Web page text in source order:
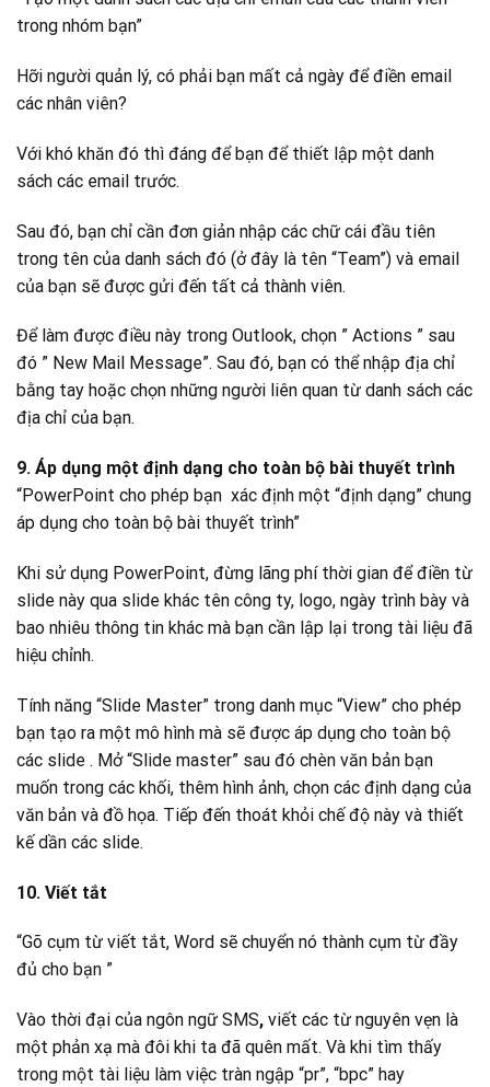
trong nhóm bạn”
Hỡi người quản lý, có phải bạn mất cả ngày để điền email
các nhân viên?
Với khó khăn đó thì đáng để bạn để thiết lập một danh
sách các email trước.
Sau đó, bạn chỉ cần đơn giản nhập các chữ cái đầu tiên
trong tên của danh sách đó (ở đây là tên “Team”) và email
của bạn sẽ được gửi đến tất cả thành viên.
Để làm được điều này trong Outlook, chọn ” Actions ” sau
đó ” New Mail Message”. Sau đó, bạn có thể nhập địa chỉ
bằng tay hoặc chọn những người liên quan từ danh sách các
địa chỉ của bạn.
9. Áp dụng một định dạng cho toàn bộ bài thuyết trình
“PowerPoint cho phép bạn xác định một “định dạng” chung
áp dụng cho toàn bộ bài thuyết trình”
Khi sử dụng PowerPoint, đừng lãng phí thời gian để điền từ
slide này qua slide khác tên công ty, logo, ngày trình bày và
bao nhiêu thông tin khác mà bạn cần lập lại trong tài liệu đã
hiệu chỉnh.
Tính năng “Slide Master” trong danh mục “View” cho phép
bạn tạo ra một mô hình mà sẽ được áp dụng cho toàn bộ
các slide . Mở “Slide master” sau đó chèn văn bản bạn
muốn trong các khối, thêm hình ảnh, chọn các định dạng của
văn bản và đồ họa. Tiếp đến thoát khỏi chế độ này và thiết
kế dần các slide.
10. Viết tắt
“Gõ cụm từ viết tắt, Word sẽ chuyển nó thành cụm từ đầy
đủ cho bạn ”
Vào thời đại của ngôn ngữ SMS, viết các từ nguyên vẹn là
một phản xạ mà đôi khi ta đã quên mất. Và khi tìm thấy
trong một tài liệu làm việc tràn ngập “pr”, “bpc” hay